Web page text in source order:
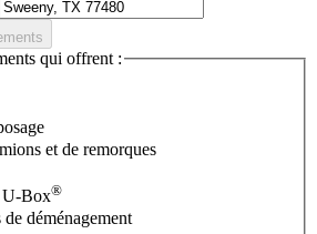
qui offrent :
et de remorques
U-Box®
de déménagement